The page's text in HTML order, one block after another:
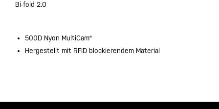
Bi-fold 2.0
500D Nyon MultiCam®
Hergestellt mit RFID blockierendem Material